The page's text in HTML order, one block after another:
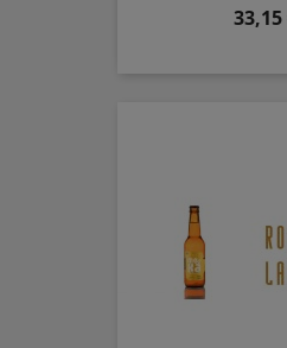
Preu
33,15